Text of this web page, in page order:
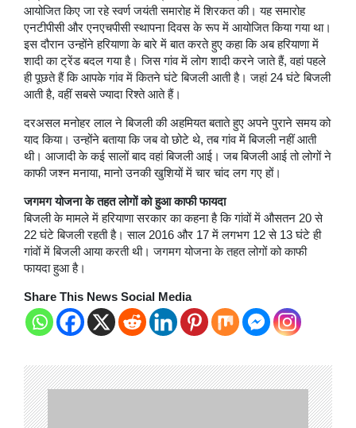
आयोजित किए जा रहे स्वर्ण जयंती समारोह में शिरकत की। यह समारोह
एनटीपीसी और एनएचपीसी स्थापना दिवस के रूप में आयोजित किया गया था।
इस दौरान उन्होंने हरियाणा के बारे में बात करते हुए कहा कि अब हरियाणा में
शादी का ट्रेंड बदल गया है। जिस गांव में लोग शादी करने जाते हैं, वहां पहले
ही पूछते हैं कि आपके गांव में कितने घंटे बिजली आती है। जहां 24 घंटे बिजली
आती है, वहीं सबसे ज्यादा रिश्ते आते हैं।
दरअसल मनोहर लाल ने बिजली की अहमियत बताते हुए अपने पुराने समय को
याद किया। उन्होंने बताया कि जब वो छोटे थे, तब गांव में बिजली नहीं आती
थी। आजादी के कई सालों बाद वहां बिजली आई। जब बिजली आई तो लोगों ने
काफी जश्न मनाया, मानो उनकी खुशियों में चार चांद लग गए हों।
जगमग योजना के तहत लोगों को हुआ काफी फायदा
बिजली के मामले में हरियाणा सरकार का कहना है कि गांवों में औसतन 20 से
22 घंटे बिजली रहती है। साल 2016 और 17 में लगभग 12 से 13 घंटे ही
गांवों में बिजली आया करती थी। जगमग योजना के तहत लोगों को काफी
फायदा हुआ है।
Share This News Social Media